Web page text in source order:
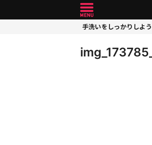
手洗いをしっかりしよ